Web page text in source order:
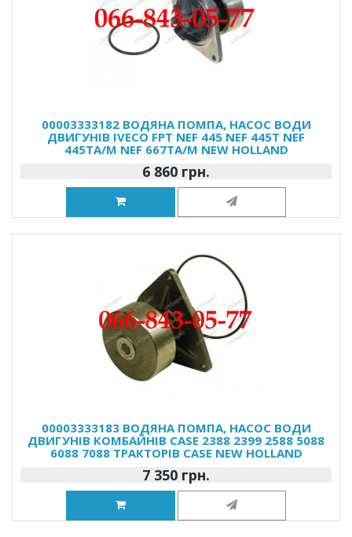
00003333182 ВОДЯНА ПОМПА, НАСОС ВОДИ
ДВИГУНІВ IVECO FPT NEF 445 NEF 445T NEF
445TA/M NEF 667TA/M NEW HOLLAND
6 860 грн.
00003333183 ВОДЯНА ПОМПА, НАСОС ВОДИ
ДВИГУНІВ КОМБАЙНІВ CASE 2388 2399 2588 5088
6088 7088 ТРАКТОРІВ CASE NEW HOLLAND
7 350 грн.